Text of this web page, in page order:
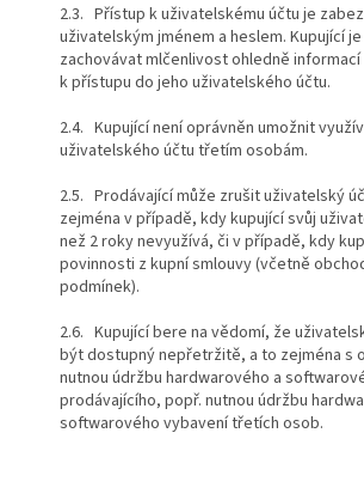
2.3. Přístup k uživatelskému účtu je
uživatelským jménem a heslem. Kupující
zachovávat mlčenlivost ohledně
k přístupu do jeho uživatelského účtu.
2.4. Kupující není oprávněn umožnit
uživatelského účtu třetím osobám.
2.5. Prodávající může zrušit uživatelský
zejména v případě, kdy kupující svůj
než 2 roky nevyužívá, či v případě, kdy
povinnosti z kupní smlouvy (včetně
podmínek).
2.6. Kupující bere na vědomí, že
být dostupný nepřetržitě, a to zejména s
nutnou údržbu hardwarového a
prodávajícího, popř. nutnou údržbu
softwarového vybavení třetích osob.